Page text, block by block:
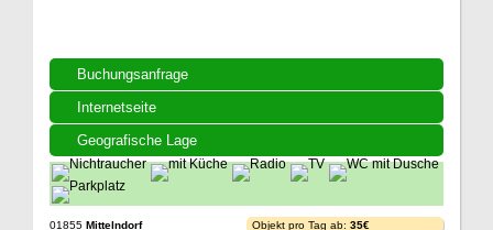
Buchungsanfrage
Internetseite
Geografische Lage
01855 Mittelndorf
Objekt pro Tag ab: 35€